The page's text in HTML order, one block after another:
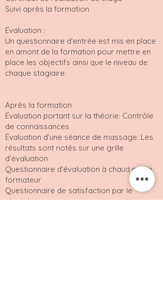
Suivi après la formation
Évaluation :
Un questionnaire d’entrée est mis en place
en amont de la formation pour mettre en
place les objectifs ainsi que le niveau de
chaque stagiaire.
Après la formation
Évaluation portant sur la théorie: Contrôle
de connaissances
Évaluation d’une séance de massage: Les
résultats sont notés sur une grille
d’évaluation
Questionnaire d’évaluation à chaud par le
formateur
Questionnaire de satisfaction par le
stagiaire